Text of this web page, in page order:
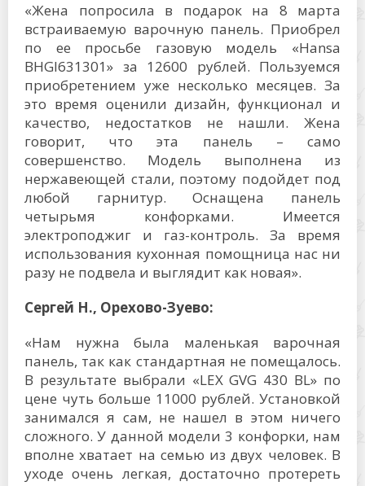
«Жена попросила в подарок на 8 марта
встраиваемую варочную панель. Приобрел
по ее просьбе газовую модель «Hansa
BHGI631301» за 12600 рублей. Пользуемся
приобретением уже несколько месяцев. За
это время оценили дизайн, функционал и
качество, недостатков не нашли. Жена
говорит, что эта панель – само
совершенство. Модель выполнена из
нержавеющей стали, поэтому подойдет под
любой гарнитур. Оснащена панель
четырьмя конфорками. Имеется
электроподжиг и газ-контроль. За время
использования кухонная помощница нас ни
разу не подвела и выглядит как новая».
Сергей Н., Орехово-Зуево:
«Нам нужна была маленькая варочная
панель, так как стандартная не помещалось.
В результате выбрали «LEX GVG 430 BL» по
цене чуть больше 11000 рублей. Установкой
занимался я сам, не нашел в этом ничего
сложного. У данной модели 3 конфорки, нам
вполне хватает на семью из двух человек. В
уходе очень легкая, достаточно протереть